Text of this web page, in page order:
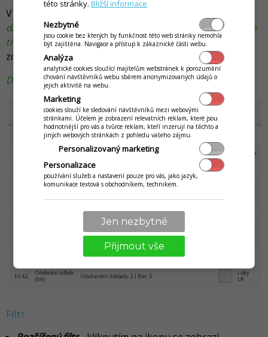
V závislosti na nastavení práv uživatele
daném uživateli v záložce Práva v části Pokladna úkony, je
třeba mít aktivní Volné záznamy platidel na uživatele)
zobrazuje naNástěnce
Detail sledování změn na položkách v dokladech
Filtr
této stránky.Bližší informace
Nezbytné
jsou cookie bez kterých by funkčnost této web stránky nemohla
být zajištěna. Navigace a přístup k zákaznické části webu.
Analýza
analytické cookies sloužící majitelům webstránek k porozumění
chování návštěvníků webu sběrem anonymizovaných údajů o
jejich aktivitě na webu.
Marketing
cookies slouží ke sledování návštěvníků mezi webovými
stránkami. Účelem je zobrazení relevatních reklam, které jsou
hodnotnější pro vás a tvůrce reklam, kteří inzerují na těchto a
jiných webových stránkách z pohledu vašeho zájmu.
Personalizovaný marketing
Personalizace
používání služeb a nastavení pouze pro vás, jako jazyk,
komunikace textová s obchodníkem, technikem.
Jen nezbytné
Přijmout vše